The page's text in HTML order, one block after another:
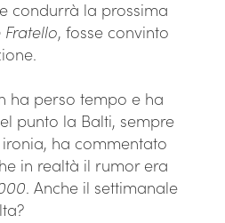
condurrà la prossima
, fosse convinto
ha perso tempo e ha
punto la Balti, sempre
ha commentato
in realtà il rumor era
. Anche il settimanale